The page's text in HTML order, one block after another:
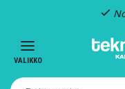
VALIKKO